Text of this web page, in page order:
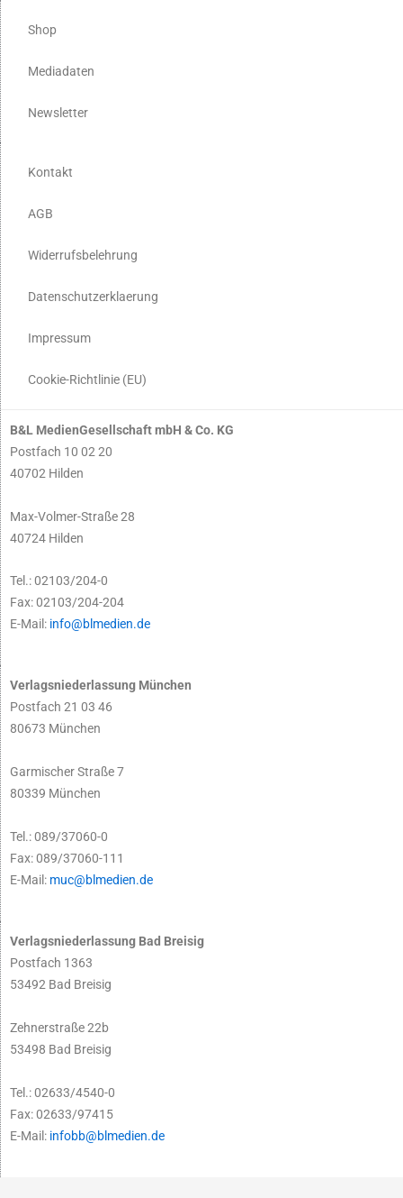
Shop
Mediadaten
Newsletter
Kontakt
AGB
Widerrufsbelehrung
Datenschutzerklaerung
Impressum
Cookie-Richtlinie (EU)
B&L MedienGesellschaft mbH & Co. KG
Postfach 10 02 20
40702 Hilden
Max-Volmer-Straße 28
40724 Hilden
Tel.: 02103/204-0
Fax: 02103/204-204
E-Mail: info@blmedien.de
Verlagsniederlassung München
Postfach 21 03 46
80673 München
Garmischer Straße 7
80339 München
Tel.: 089/37060-0
Fax: 089/37060-111
E-Mail: muc@blmedien.de
Verlagsniederlassung Bad Breisig
Postfach 1363
53492 Bad Breisig
Zehnerstraße 22b
53498 Bad Breisig
Tel.: 02633/4540-0
Fax: 02633/97415
E-Mail: infobb@blmedien.de